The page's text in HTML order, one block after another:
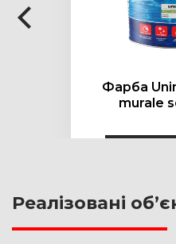
Фарба
murale
Реалізовані